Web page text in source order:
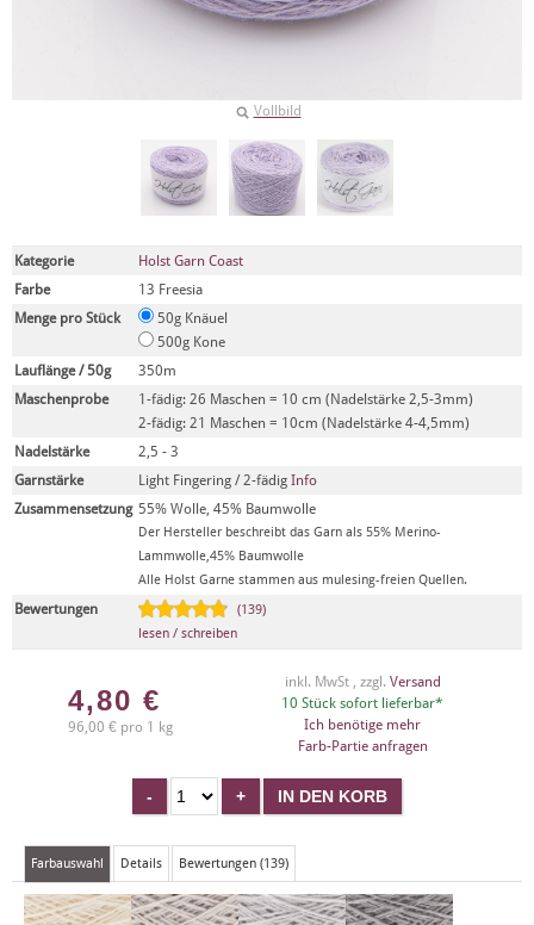
Vollbild
Kategorie
Holst Garn Coast
Farbe
13 Freesia
Menge pro Stück
50g Knäuel
500g Kone
Lauflänge / 50g
350m
Maschenprobe
1-fädig: 26 Maschen = 10 cm (Nadelstärke 2,5-3mm)
2-fädig: 21 Maschen = 10cm (Nadelstärke 4-4,5mm)
Nadelstärke
2,5 - 3
Garnstärke
Light Fingering / 2-fädig Info
Zusammensetzung 55% Wolle, 45% Baumwolle
Der Hersteller beschreibt das Garn als 55% Merino-
Lammwolle,45% Baumwolle
Alle Holst Garne stammen aus mulesing-freien Quellen.
Bewertungen
(139)
lesen / schreiben
4,80 €
96,00 € pro 1 kg
inkl. MwSt , zzgl. Versand
10 Stück sofort lieferbar*
Ich benötige mehr
Farb-Partie anfragen
Farbauswahl Details Bewertungen (139)